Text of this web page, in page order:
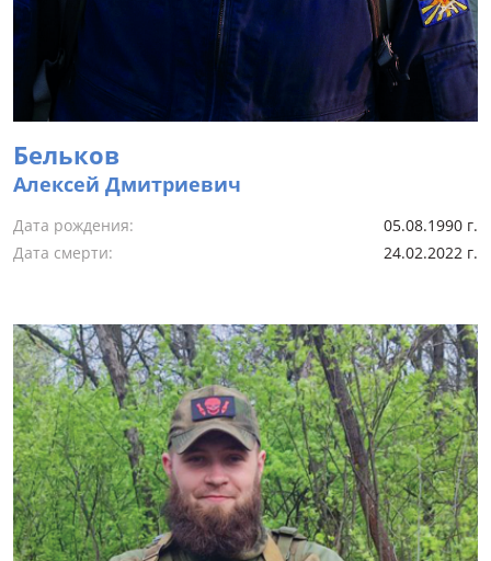
Бельков
Алексей Дмитриевич
Дата рождения:
05.08.1990 г.
Дата смерти:
24.02.2022 г.